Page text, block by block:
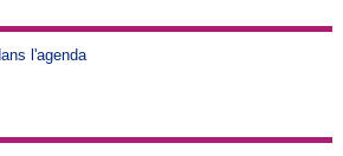
l'agenda